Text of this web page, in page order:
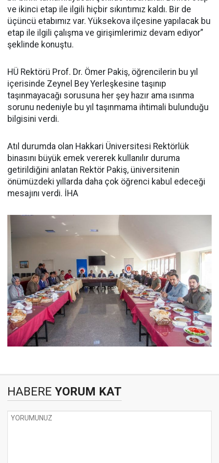
ve ikinci etap ile ilgili hiçbir sıkıntımız kaldı. Bir de
üçüncü etabımız var. Yüksekova ilçesine yapılacak bu
etap ile ilgili çalışma ve girişimlerimiz devam ediyor”
şeklinde konuştu.
HÜ Rektörü Prof. Dr. Ömer Pakiş, öğrencilerin bu yıl
içerisinde Zeynel Bey Yerleşkesine taşınıp
taşınmayacağı sorusuna her şey hazır ama ısınma
sorunu nedeniyle bu yıl taşınmama ihtimali bulunduğu
bilgisini verdi.
Atıl durumda olan Hakkari Üniversitesi Rektörlük
binasını büyük emek vererek kullanılır duruma
getirildiğini anlatan Rektör Pakiş, üniversitenin
önümüzdeki yıllarda daha çok öğrenci kabul edeceği
mesajını verdi. İHA
HABERE YORUM KAT